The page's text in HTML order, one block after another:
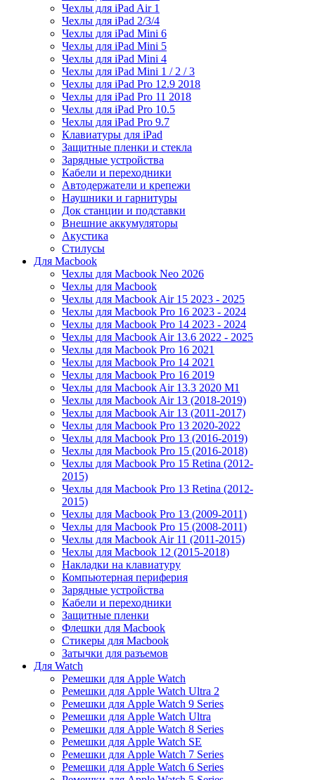
Чехлы для iPad Air 1
Чехлы для iPad 2/3/4
Чехлы для iPad Mini 6
Чехлы для iPad Mini 5
Чехлы для iPad Mini 4
Чехлы для iPad Mini 1 / 2 / 3
Чехлы для iPad Pro 12.9 2018
Чехлы для iPad Pro 11 2018
Чехлы для iPad Pro 10.5
Чехлы для iPad Pro 9.7
Клавиатуры для iPad
Защитные пленки и стекла
Зарядные устройства
Кабели и переходники
Автодержатели и крепежи
Наушники и гарнитуры
Док станции и подставки
Внешние аккумуляторы
Акустика
Стилусы
Для Macbook
Чехлы для Macbook Neo 2026
Чехлы для Macbook
Чехлы для Macbook Air 15 2023 - 2025
Чехлы для Macbook Pro 16 2023 - 2024
Чехлы для Macbook Pro 14 2023 - 2024
Чехлы для Macbook Air 13.6 2022 - 2025
Чехлы для Macbook Pro 16 2021
Чехлы для Macbook Pro 14 2021
Чехлы для Macbook Pro 16 2019
Чехлы для Macbook Air 13.3 2020 M1
Чехлы для Macbook Air 13 (2018-2019)
Чехлы для Macbook Air 13 (2011-2017)
Чехлы для Macbook Pro 13 2020-2022
Чехлы для Macbook Pro 13 (2016-2019)
Чехлы для Macbook Pro 15 (2016-2018)
Чехлы для Macbook Pro 15 Retina (2012-
2015)
Чехлы для Macbook Pro 13 Retina (2012-
2015)
Чехлы для Macbook Pro 13 (2009-2011)
Чехлы для Macbook Pro 15 (2008-2011)
Чехлы для Macbook Air 11 (2011-2015)
Чехлы для Macbook 12 (2015-2018)
Накладки на клавиатуру
Компьютерная периферия
Зарядные устройства
Кабели и переходники
Защитные пленки
Флешки для Macbook
Стикеры для Macbook
Затычки для разъемов
Для Watch
Ремешки для Apple Watch
Ремешки для Apple Watch Ultra 2
Ремешки для Apple Watch 9 Series
Ремешки для Apple Watch Ultra
Ремешки для Apple Watch 8 Series
Ремешки для Apple Watch SE
Ремешки для Apple Watch 7 Series
Ремешки для Apple Watch 6 Series